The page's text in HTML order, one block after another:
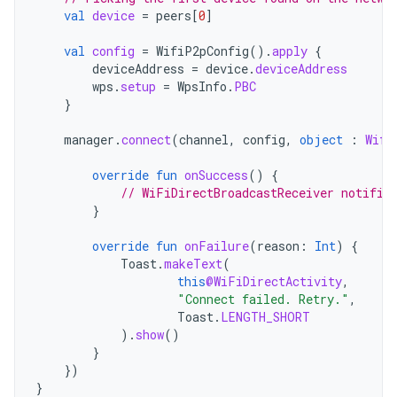
val device = peers[0]
val config = WifiP2pConfig().apply {
deviceAddress = device.deviceAddress
wps . setup = WpsInfo . PBC
}
manager .connect(channel, config, object :
override fun onSuccess()
{
// WiFiDirectBroadcastReceiver
}
override fun onFailure(reason : Int)
{
Toast.makeText(
this@WiFiDirectActivity,
"Connect failed. Retry." ,
Toast. LENGTH_SHORT
). show()
}
})
}